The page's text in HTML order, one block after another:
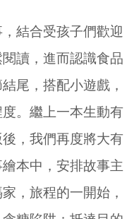
結合受孩子們歡迎
讀，進而認識食品
尾，搭配小遊戲，
。繼上一本生動有
，我們再度將大有
本中，安排故事主
，旅程的一開始，